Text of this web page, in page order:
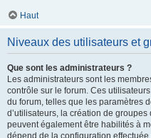
Haut
Niveaux des utilisateurs et
Que sont les administrateurs ?
Les administrateurs sont les
contrôle sur le forum. Ces
du forum, telles que les paramètres
d’utilisateurs, la création de
peuvent également être habilités à
dépend de la configuration